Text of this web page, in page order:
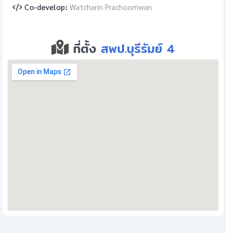
Co-develop: Watcharin Prachoomwan
ที่ตั้ง สพป.บุรีรัมย์ 4